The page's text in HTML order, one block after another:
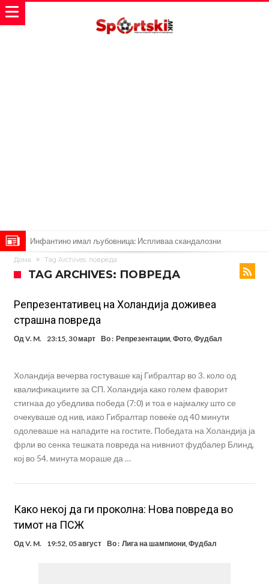
Ромеро се согласи на условите со Атлетико
Арсенал со 138 милиони евра тргнува по ѕвездата на Серија А?
Мурињо воведува строга дисциплина во Реал Мадрид: Ова се
трите нови правила
Неочекувана „бомба“ од Англија: Ливерпул се засили од
Барселона!
Тикет на денот (сабота, 08.08.2026)
Судење за смртта на Марадона: Откриени нови детали
фудбалер на Барселона
Ливерпул и Арсенал влегуваат во „војна“ поради фудбалер
вреден 69 милиони евра!
Дома Tag Archives: повреда
TAG ARCHIVES: ПОВРЕДА
Репрезентативец на Холандија доживеа
страшна повреда
Од V. M. 23:15, 30 март Во : Репрезентации, Фото, Фудбал
Холандија вечерва гостуваше кај Гибралтар во 3. коло од
квалификациите за СП. Холандија како голем фаворит
стигнаа до убедлива победа (7:0) и тоа е најмалку што се
очекуваше од нив, иако Гибралтар повеќе од 40 минути
одолеваше на нападите на гостите. Победата на Холандија ја
фрли во сенка тешката повреда на нивниот фудбалер Блинд,
кој во 54. минута мораше да …
Како некој да ги проколна: Нова повреда во
тимот на ПСЖ
Од V. M. 19:52, 05 август Во : Лига на шампиони, Фудбал